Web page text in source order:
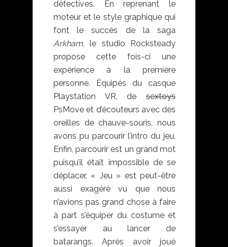
détectives. En reprenant le
moteur et le style graphique qui
font le succès de la saga
Arkham, le studio Rocksteady
propose cette fois-ci une
expérience à la première
personne. Équipés du casque
Playstation VR, de sextoys
PsMove et d’écouteurs avec des
oreilles de chauve-souris, nous
avons pu parcourir l’intro du jeu.
Enfin, parcourir est un grand mot
puisqu’il était impossible de se
déplacer. « Jeu » est peut-être
aussi exagéré vu que nous
n’avions pas grand chose à faire
à part s’équiper du costume et
s’essayer au lancer de
batarangs. Après avoir joué